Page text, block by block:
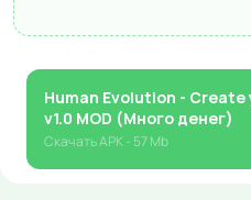
Human Evolution - Create
v1.0 MOD (Много денег)
СкачатьAPK- 57 Mb